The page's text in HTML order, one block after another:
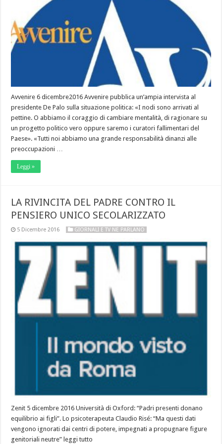
Avvenire 6 dicembre2016 Avvenire pubblica un’ampia intervista al
presidente De Palo sulla situazione politica: «I nodi sono arrivati al
pettine. O abbiamo il coraggio di cambiare mentalità, di ragionare su
un progetto politico vero oppure saremo i curatori fallimentari del
Paese». «Tutti noi abbiamo una grande responsabilità dinanzi alle
preoccupazioni …
Leggi »
LA RIVINCITA DEL PADRE CONTRO IL
PENSIERO UNICO SECOLARIZZATO
5 Dicembre 2016 GIORNALI E TV NE PARLANO
Zenit 5 dicembre 2016 Università di Oxford: “Padri presenti donano
equilibrio ai figli”. Lo psicoterapeuta Claudio Risé: “Ma questi dati
vengono ignorati dai centri di potere, impegnati a propugnare figure
genitoriali neutre” leggi tutto